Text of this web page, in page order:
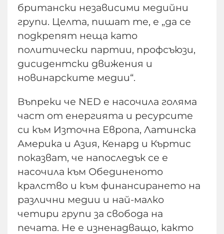
британски независими медийни
групи. Целта, пишат те, е „да се
подкрепят неща като
политически партии, профсъюзи,
дисидентски движения и
новинарските медии“.
Въпреки че NED е насочила голяма
част от енергията и ресурсите
си към Източна Европа, Латинска
Америка и Азия, Кенард и Къртис
показват, че напоследък се е
насочила към Обединеното
кралство и към финансирането на
различни медии и най-малко
четири групи за свобода на
печата. Не е изненадващо, както